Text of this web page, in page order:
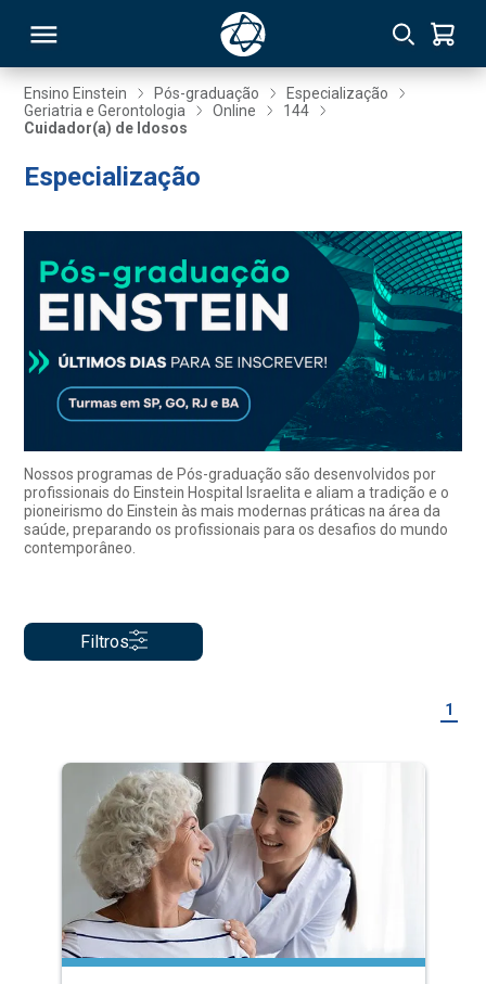
Ensino Einstein Pós-graduação
Especialização
Geriatria e Gerontologia
Online
144
Cuidador(a) de Idosos
Especialização
Nossos programas de Pós-graduação são desenvolvidos por
profissionais do Einstein Hospital Israelita e aliam a tradição e o
pioneirismo do Einstein às mais modernas práticas na área da
saúde, preparando os profissionais para os desafios do mundo
contemporâneo.
Filtros
1